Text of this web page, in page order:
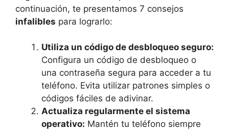
continuación, te presentamos 7 consejos
infalibles para lograrlo:
Utiliza un código de desbloqueo seguro:
Configura un código de desbloqueo o
una contraseña segura para acceder a tu
teléfono. Evita utilizar patrones simples o
códigos fáciles de adivinar.
Actualiza regularmente el sistema
operativo: Mantén tu teléfono siempre